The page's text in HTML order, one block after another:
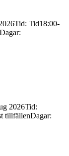
Tid: Tid18:00-
Dagar:
2026Tid:
tillfällenDagar: